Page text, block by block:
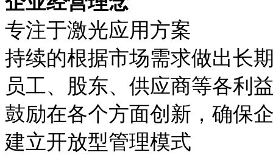
专注于激光应用方案
持续的根据市场需求做出长
员工、股东、供应商等各利
鼓励在各个方面创新，确保
建立开放型管理模式